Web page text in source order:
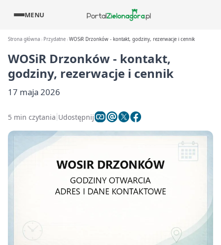
MENU
Strona główna Przydatne WOSiR Drzonków - kontakt, godziny, rezerwacje i cennik
WOSiR Drzonków - kontakt,
godziny, rezerwacje i cennik
17 maja 2026
5 min czytania Udostępnij